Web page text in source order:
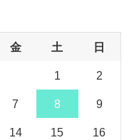
金 土 日
1 2
7 8 9
14 15 16